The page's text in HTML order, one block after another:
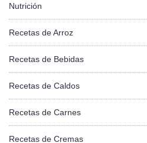
Nutrición
Recetas de Arroz
Recetas de Bebidas
Recetas de Caldos
Recetas de Carnes
Recetas de Cremas